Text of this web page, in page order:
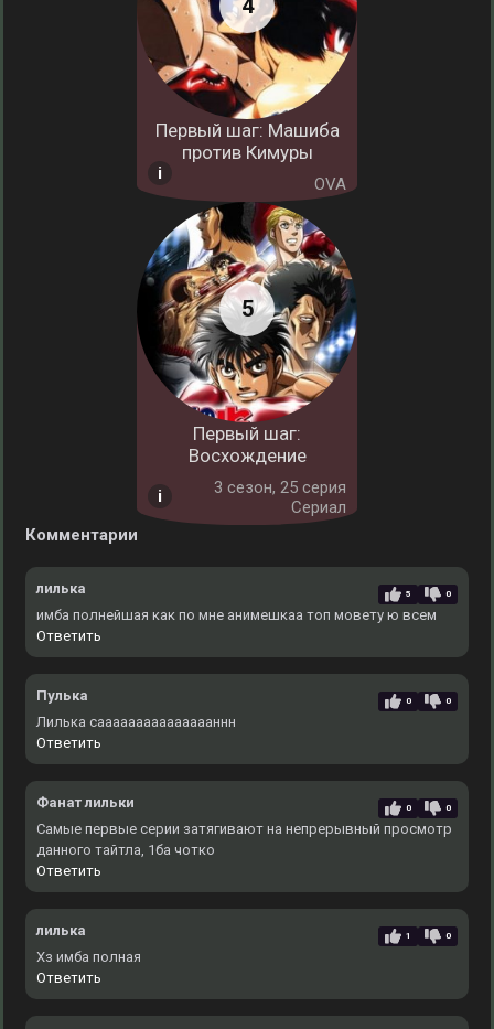
Первый шаг: Машиба
против Кимуры
OVA
Первый шаг:
Восхождение
3 cезон, 25 серия
Сериал
Комментарии
лилька 5 0
имба полнейшая как по мне анимешкаа топ мовету ю всем
Ответить
Пулька 0 0
Лилька саааааааааааааааннн
Ответить
Фанат лильки 0 0
Самые первые серии затягивают на непрерывный просмотр
данного тайтла, 1ба чотко
Ответить
лилька 1 0
Хз имба полная
Ответить